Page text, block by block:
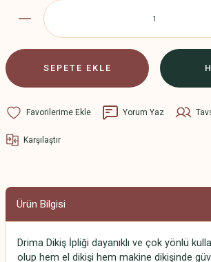
SEPETE EKLE
Yorum Yaz
Karşılaştır
Ürün Bilgisi
Drima Dikiş İpliği dayanıklı ve çok yönlü
olup hem el dikişi hem makine dikişinde